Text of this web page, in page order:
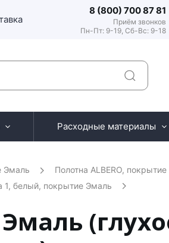
8 (800) 700 87 81
Приём звонков
Пн-Пт: 9-19, Сб-Вс: 9-18
Расходные материалы
Эмаль
Полотна ALBERO,
1, белый, покрытие Эмаль